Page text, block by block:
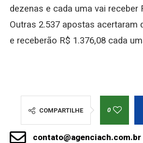
dezenas e cada uma vai receber
Outras 2.537 apostas acertaram
e receberão R$ 1.376,08 cada
COMPARTILHE 0
contato@agenciach.com.br